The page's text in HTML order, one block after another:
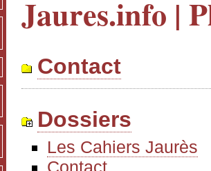
Jaures.info |
Contact
Dossiers
Les Cahiers Jaurès
Contact